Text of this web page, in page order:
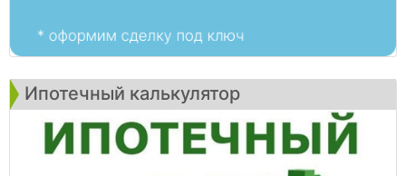
Ипотечный калькулятор